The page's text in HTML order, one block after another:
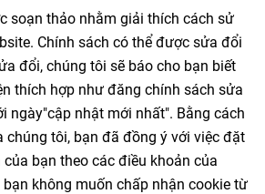
soạn thảo nhằm giải thích cách sử
Chính sách có thể được sửa đổi
đổi, chúng tôi sẽ báo cho bạn biết
thích hợp như đăng chính sách sửa
ngày"cập nhật mới nhất". Bằng cách
chúng tôi, bạn đã đồng ý với việc đặt
bạn theo các điều khoản của
bạn không muốn chấp nhận cookie từ